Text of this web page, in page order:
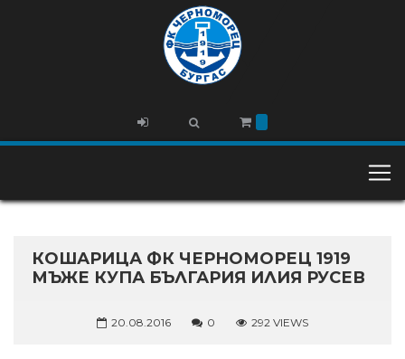
КОШАРИЦА ФК ЧЕРНОМОРЕЦ 1919
МЪЖЕ КУПА БЪЛГАРИЯ ИЛИЯ РУСЕВ
20.08.2016 0 292 VIEWS